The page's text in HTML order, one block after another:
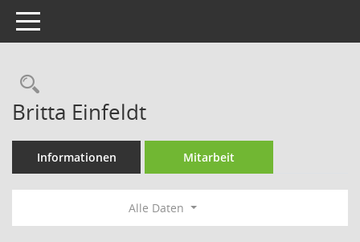
Toggle navigation
Rechercheauswahl
Britta Einfeldt
Informationen Mitarbeit
Alle Daten